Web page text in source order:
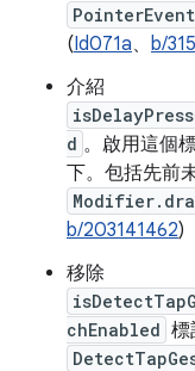
(Id071a、 b/
介紹
d 。啟用這個
下。包括先前
b/203141462)
移除
chEnabled 標